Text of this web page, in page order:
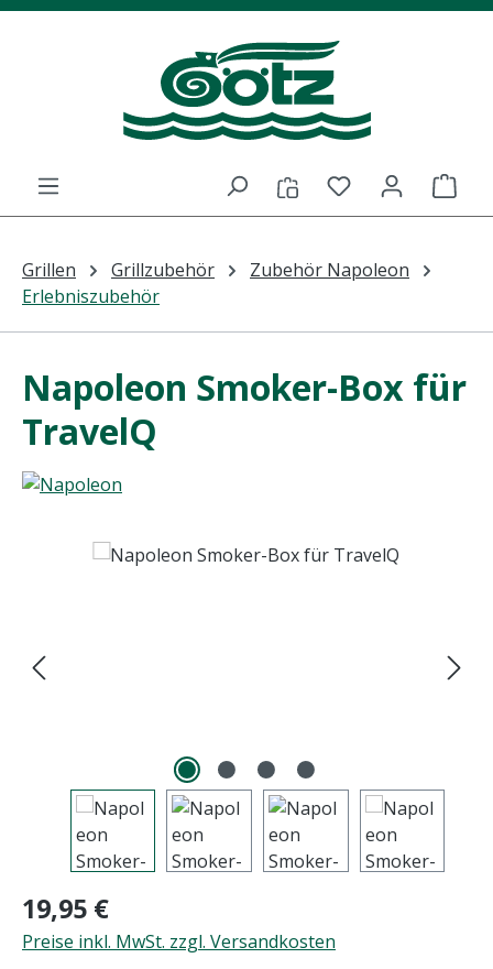
Du hast 0
Grillen Grillzubehör
Zubehör Napoleon
Erlebniszubehör
Napoleon Smoker-Box für
TravelQ
Bildergalerie überspringen
Regulärer Preis:
19,95 €
Preise inkl. MwSt. zzgl. Versandkosten